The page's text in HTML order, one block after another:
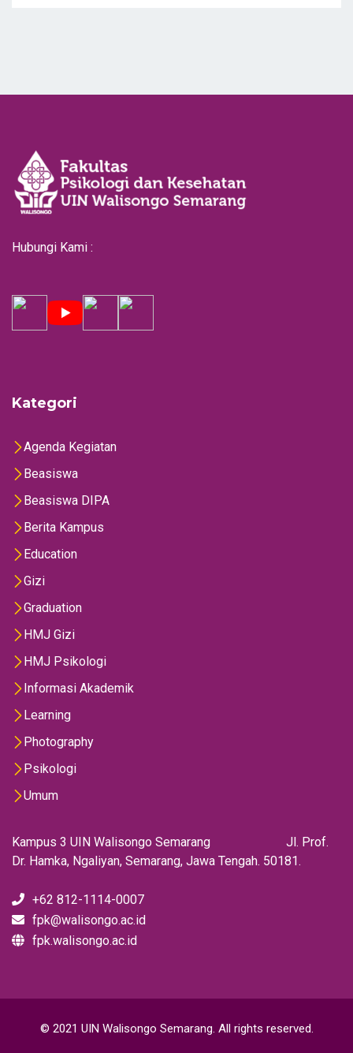
Hubungi Kami :
Kategori
Agenda Kegiatan
Beasiswa
Beasiswa DIPA
Berita Kampus
Education
Gizi
Graduation
HMJ Gizi
HMJ Psikologi
Informasi Akademik
Learning
Photography
Psikologi
Umum
Kampus 3 UIN Walisongo Semarang Jl. Prof.
Dr. Hamka, Ngaliyan, Semarang, Jawa Tengah. 50181.
+62 812-1114-0007
fpk@walisongo.ac.id
fpk.walisongo.ac.id
© 2021 UIN Walisongo Semarang. All rights reserved.